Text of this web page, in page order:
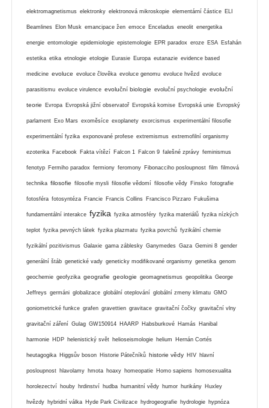
elektromagnetismus elektronky elektronová mikroskopie elementární částice ELI
Beamlines Elon Musk emancipace žen emoce Enceladus eneolit energetika
energie entomologie epidemiologie epistemologie EPR paradox eroze ESA Esfahán
estetika etika etnologie etologie Eurasie Europa eutanazie evidence based
medicine evoluce evoluce člověka evoluce genomu evoluce hvězd evoluce
parasitismu evoluce virulence evoluční biologie evoluční psychologie evoluční
teorie Evropa Evropská jižní observatoř Evropská komise Evropská unie Evropský
parlament Exo Mars exoměsíce exoplanety exorcismus experimentální filosofie
experimentální fyzika exponované profese extremismus extremofilní organismy
ezoterika Facebook Fakta vítězí Falcon 1 Falcon 9 falešné zprávy feminismus
fenotyp Fermiho paradox fermiony feromony Fibonacciho posloupnost film filmová
technika filosofie filosofie mysli filosofie vědomí filosofie vědy Finsko fotografie
fotosféra fotosyntéza Francie Francis Collins Francisco Pizzaro Fukušima
fundamentální interakce fyzika fyzika atmosféry fyzika materiálů fyzika nízkých
teplot fyzika pevných látek fyzika plazmatu fyzika povrchů fyzikální chemie
fyzikální pozitivismus Galaxie gama záblesky Ganymedes Gaza Gemini 8 gender
generální štáb genetické vady geneticky modifikované organismy genetika genom
geochemie geofyzika geografie geologie geomagnetismus geopolitika George
Jeffreys germáni globalizace globální oteplování globální zmeny klimatu GMO
goniometrické funkce grafen gravettien gravitace gravitační čočky gravitační vlny
gravitační záření Gulag GW150914 HAARP Habsburkové Hamás Hanibal
harmonie HDP helenistický svět helioseismologie helium Hernán Cortés
heutagogika Higgsův boson Historie Pátečníků historie vědy HIV hlavní
posloupnost hlavolamy hmota hoaxy homeopatie Homo sapiens homosexualita
horolezectví houby hrdinství hudba humanitní vědy humor hurikány Huxley
hvězdy hybridní válka Hyde Park Civilizace hydrogeografie hydrologie hypnóza